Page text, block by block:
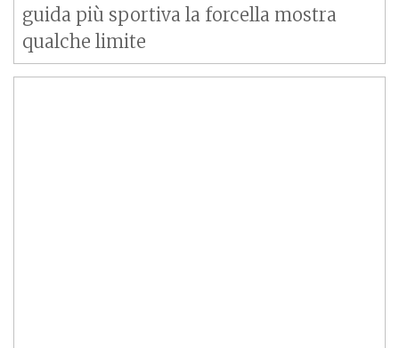
guida più sportiva la forcella mostra
qualche limite